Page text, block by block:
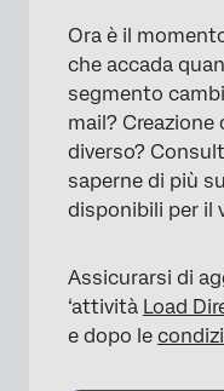
Ora è il
che accada
segmento
mail?
diverso?
saperne di più
disponibili per il
Assicurarsi di
‘attività Load
e dopo le